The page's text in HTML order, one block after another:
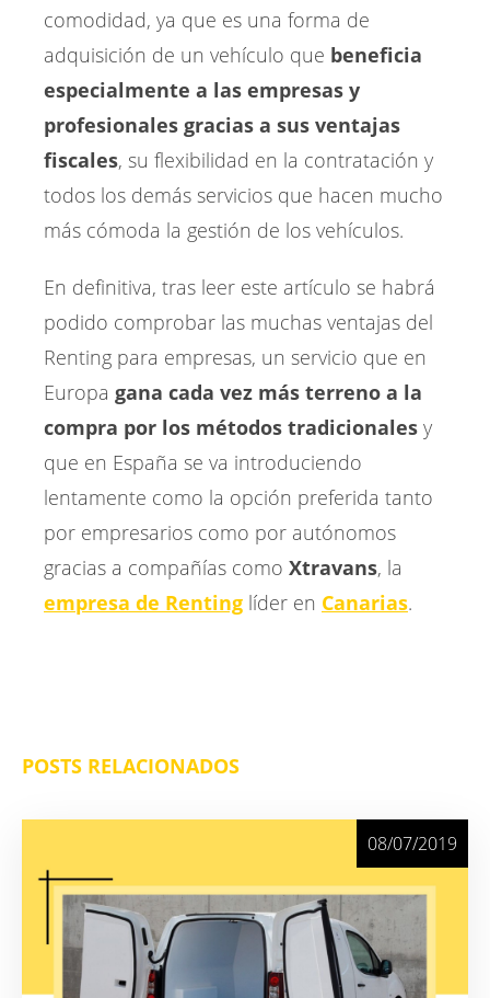
comodidad, ya que es una forma de
adquisición de un vehículo que beneficia
especialmente a las empresas y
profesionales gracias a sus ventajas
fiscales, su flexibilidad en la contratación y
todos los demás servicios que hacen mucho
más cómoda la gestión de los vehículos.
En definitiva, tras leer este artículo se habrá
podido comprobar las muchas ventajas del
Renting para empresas, un servicio que en
Europa gana cada vez más terreno a la
compra por los métodos tradicionales y
que en España se va introduciendo
lentamente como la opción preferida tanto
por empresarios como por autónomos
gracias a compañías como Xtravans, la
empresa de Renting líder en Canarias.
POSTS RELACIONADOS
08/07/2019